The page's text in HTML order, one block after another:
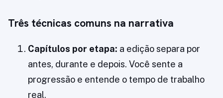
Três técnicas comuns na narrativa
Capítulos por etapa: a edição separa por
antes, durante e depois. Você sente a
progressão e entende o tempo de trabalho
real.